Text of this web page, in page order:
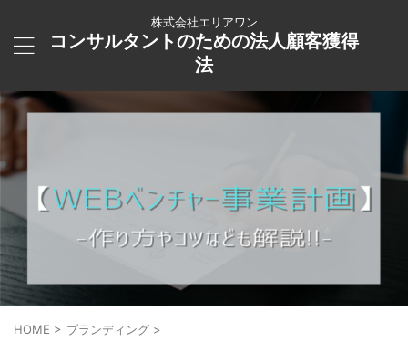
株式会社エリアワン
コンサルタントのための法人顧客獲得
法
HOME > ブランディング >